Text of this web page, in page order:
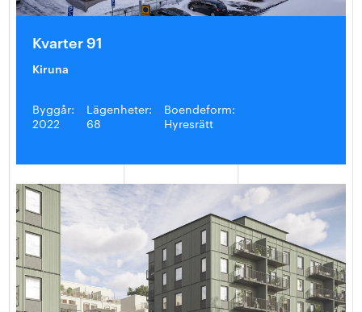
Kvarter 91
Kiruna
Byggår:
2022
Lägenheter:
68
Boendeform:
Hyresrätt